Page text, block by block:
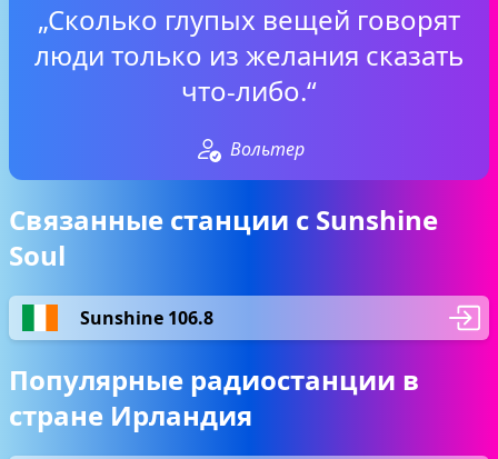
„Сколько глупых вещей говорят
люди только из желания сказать
что-либо.“
Вольтер
Связанные станции с Sunshine
Soul
Sunshine 106.8
Популярные радиостанции в
стране Ирландия